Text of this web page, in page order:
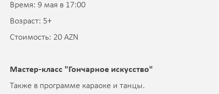
Время: 9 мая в 17:00
Возраст: 5+
Стоимость: 20 AZN
Мастер-класс "Гончарное искусство"
Также в программе караоке и танцы.